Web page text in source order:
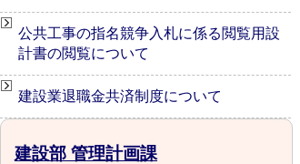
公共工事の指名競争入札に係る閲覧用設
計書の閲覧について
建設業退職金共済制度について
建設部 管理計画課